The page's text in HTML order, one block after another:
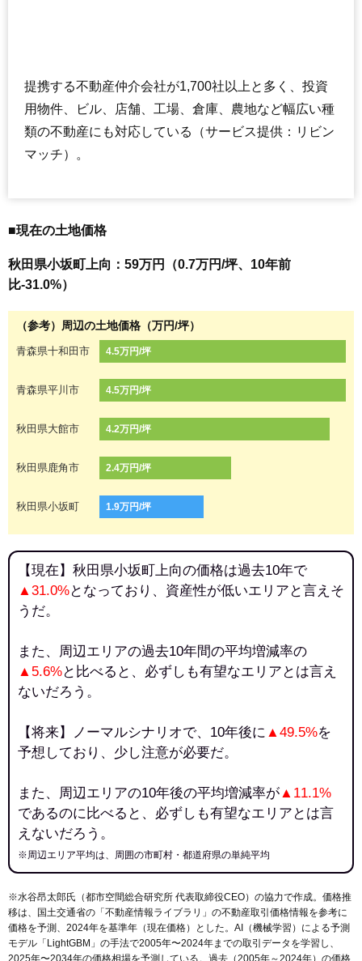
提携する不動産仲介会社が1,700社以上と多く、投資
用物件、ビル、店舗、工場、倉庫、農地など幅広い種
類の不動産にも対応している（サービス提供：リビン
マッチ）。
■現在の土地価格
秋田県小坂町上向：59万円（0.7万円/坪、10年前
比-31.0%）
（参考）周辺の土地価格（万円/坪）
青森県十和田市 4.5万円/坪
青森県平川市 4.5万円/坪
秋田県大館市 4.2万円/坪
秋田県鹿角市 2.4万円/坪
秋田県小坂町 1.9万円/坪
【現在】秋田県小坂町上向の価格は過去10年で
▲31.0%となっており、資産性が低いエリアと言えそ
うだ。
また、周辺エリアの過去10年間の平均増減率の
▲5.6%と比べると、必ずしも有望なエリアとは言え
ないだろう。
【将来】ノーマルシナリオで、10年後に ▲49.5%を
予想しており、少し注意が必要だ。
また、周辺エリアの10年後の平均増減率が▲11.1%
であるのに比べると、必ずしも有望なエリアとは言
えないだろう。
※周辺エリア平均は、周囲の市町村・都道府県の単純平均
※水谷昂太郎氏（都市空間総合研究所 代表取締役CEO）の協力で作成。価格推
移は、国土交通省の「 不動産情報ライブラリ 」の不動産取引価格情報を参考に
価格を予測、2024年を基準年（現在価格）とした。AI（機械学習）による予測
モデル「LightGBM」の手法で2005年〜2024年までの取引データを学習し、